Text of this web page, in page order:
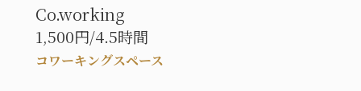
Co.working
1,500円/4.5時間
コワーキングスペース